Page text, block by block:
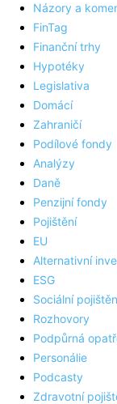
Názory a
FinTag
Finanční trhy
Hypotéky
Legislativa
Domácí
Zahraničí
Podílové fondy
Analýzy
Daně
Penzijní fondy
Pojištění
EU
Alternativní
ESG
Sociální
Rozhovory
Podpůrná
Personálie
Podcasty
Zdravotní